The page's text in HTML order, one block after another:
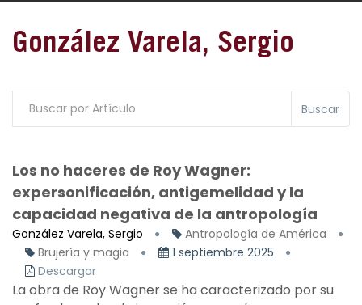
González Varela, Sergio
Buscar
Los no haceres de Roy Wagner:
expersonificación, antigemelidad y la
capacidad negativa de la antropología
González Varela, Sergio
Antropología de América
Brujería y magia
1 septiembre 2025
Descargar
La obra de Roy Wagner se ha caracterizado por su